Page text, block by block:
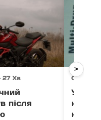
27 Хв
після
09
У
>